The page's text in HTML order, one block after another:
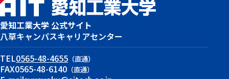
愛知工業大学 公式サイト
八草キャンパスキャリアセンター
TEL0565-48-4655 （直通）
FAX0565-48-6140 （直通）